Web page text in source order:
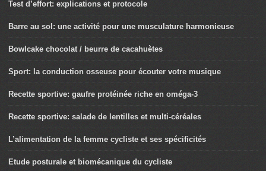
Test d’effort: explications et protocole
Barre au sol: une activité pour une musculature harmonieuse
Bowlcake chocolat / beurre de cacahuètes
Sport: la conduction osseuse pour écouter votre musique
Recette sportive: gaufre protéinée riche en oméga-3
Recette sportive: salade de lentilles et multi-céréales
L’alimentation de la femme cycliste et ses spécificités
Etude posturale et biomécanique du cycliste